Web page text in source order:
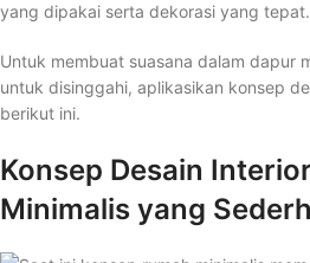
yang dipakai serta dekorasi yang tepat.
Untuk membuat suasana dalam dapur
untuk disinggahi, aplikasikan konsep
berikut ini.
Konsep Desain
Minimalis yang